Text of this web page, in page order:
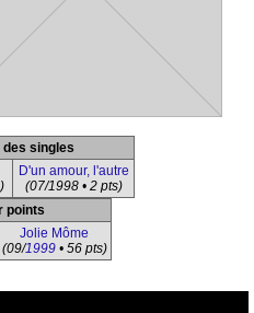
des singles
D'un amour, l'autre
(07/1998 • 2 pts)
points
Jolie Môme
(09/1999• 56 pts)